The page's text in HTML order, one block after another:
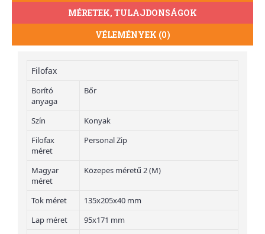
MÉRETEK, TULAJDONSÁGOK
VÉLEMÉNYEK (0)
Filofax
Borító
anyaga
Bőr
Szín
Konyak
Filofax
méret
Personal Zip
Magyar
méret
Közepes méretű 2 (M)
Tok méret
135x205x40 mm
Lap méret
95x171 mm